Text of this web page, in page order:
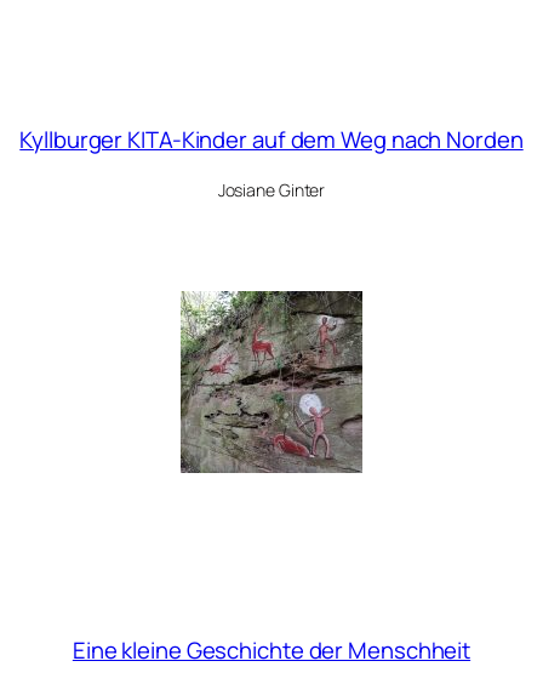
Kyllburger KITA-Kinder auf dem Weg nach Norden
Josiane Ginter
Eine kleine Geschichte der Menschheit